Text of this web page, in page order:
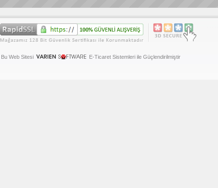
Bu Web Sitesi E-Ticaret Sistemleri ile Güçlendirilmiştir